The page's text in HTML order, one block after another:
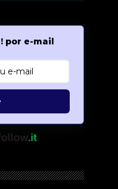
por e-mail